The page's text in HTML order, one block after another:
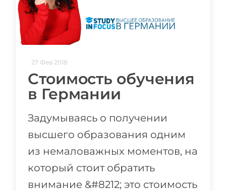
27 Фев 2018
Стоимость обучения
в Германии
Задумываясь о получении
высшего образования одним
из немаловажных моментов, на
который стоит обратить
внимание &#8212; это стоимость